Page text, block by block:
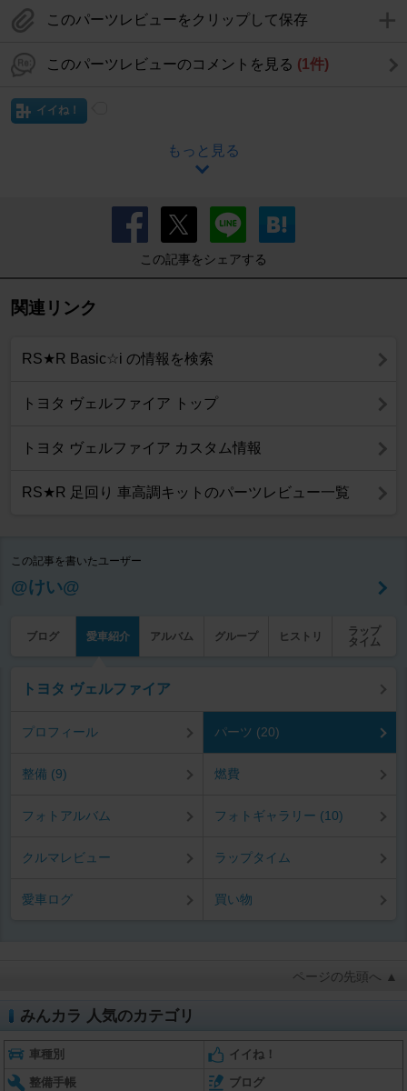
このパーツレビューをクリップして保存
このパーツレビューのコメントを見る (1件)
イイね！
もっと見る
この記事をシェアする
関連リンク
RS★R Basic☆i の情報を検索
トヨタ ヴェルファイア トップ
トヨタ ヴェルファイア カスタム情報
RS★R 足回り 車高調キットのパーツレビュー一覧
この記事を書いたユーザー
@けい@
ブログ 愛車紹介 アルバム グループ ヒストリ
ラップ
タイム
トヨタ ヴェルファイア
プロフィール パーツ (20)
整備 (9) 燃費
フォトアルバム フォトギャラリー (10)
クルマレビュー ラップタイム
愛車ログ 買い物
ページの先頭へ ▲
みんカラ 人気のカテゴリ
車種別 イイね！
整備手帳 ブログ